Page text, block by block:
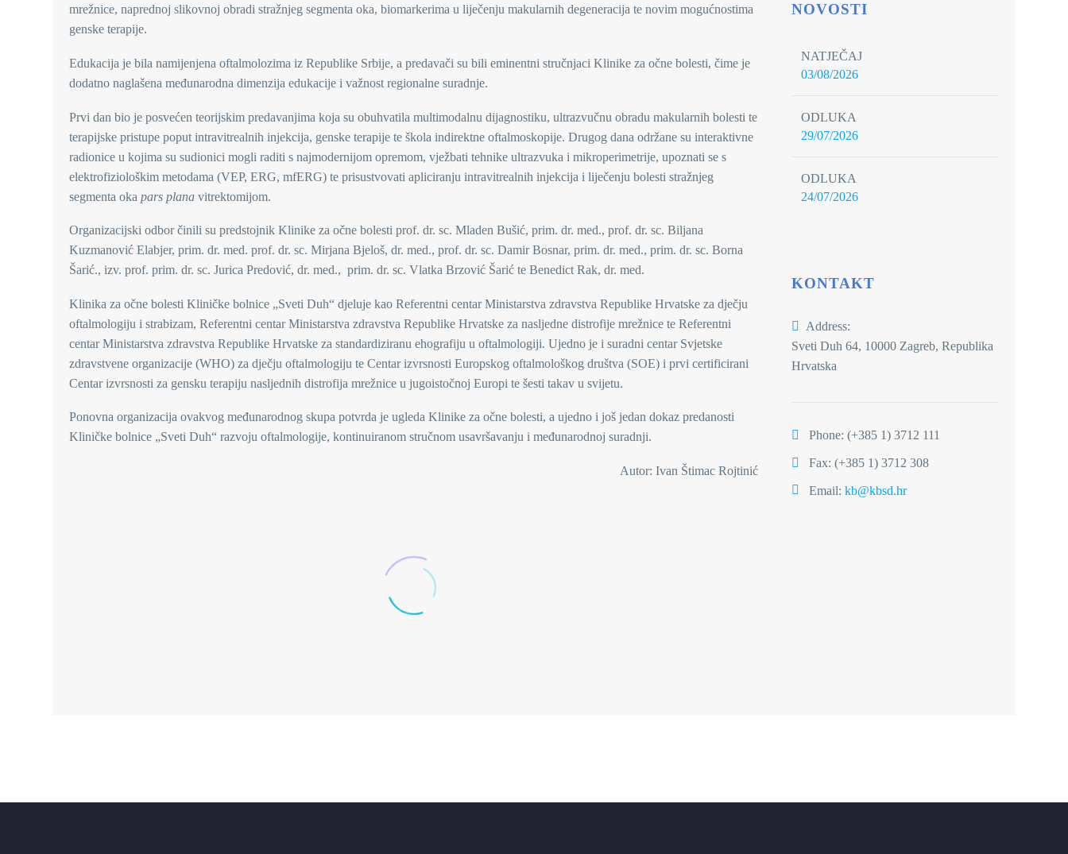
mrežnice, naprednoj slikovnoj obradi stražnjeg segmenta oka, biomarkerima u liječenju makularnih degeneracija te novim mogućnostima
genske terapije.
Edukacija je bila namijenjena oftalmolozima iz Republike Srbije, a predavači su bili eminentni stručnjaci Klinike za očne bolesti, čime je
dodatno naglašena međunarodna dimenzija edukacije i važnost regionalne suradnje.
Prvi dan bio je posvećen teorijskim predavanjima koja su obuhvatila multimodalnu dijagnostiku, ultrazvučnu obradu makularnih bolesti te
terapijske pristupe poput intravitrealnih injekcija, genske terapije te škola indirektne oftalmoskopije. Drugog dana održane su interaktivne
radionice u kojima su sudionici mogli raditi s najmodernijom opremom, vježbati tehnike ultrazvuka i mikroperimetrije, upoznati se s
elektrofiziološkim metodama (VEP, ERG, mfERG) te prisustvovati apliciranju intravitrealnih injekcija i liječenju bolesti stražnjeg
segmenta oka pars plana vitrektomijom.
Organizacijski odbor činili su predstojnik Klinike za očne bolesti prof. dr. sc. Mladen Bušić, prim. dr. med., prof. dr. sc. Biljana
Kuzmanović Elabjer, prim. dr. med. prof. dr. sc. Mirjana Bjeloš, dr. med., prof. dr. sc. Damir Bosnar, prim. dr. med., prim. dr. sc. Borna
Šarić., izv. prof. prim. dr. sc. Jurica Predović, dr. med., prim. dr. sc. Vlatka Brzović Šarić te Benedict Rak, dr. med.
Klinika za očne bolesti Kliničke bolnice „Sveti Duh“ djeluje kao Referentni centar Ministarstva zdravstva Republike Hrvatske za dječju
oftalmologiju i strabizam, Referentni centar Ministarstva zdravstva Republike Hrvatske za nasljedne distrofije mrežnice te Referentni
centar Ministarstva zdravstva Republike Hrvatske za standardiziranu ehografiju u oftalmologiji. Ujedno je i suradni centar Svjetske
zdravstvene organizacije (WHO) za dječju oftalmologiju te Centar izvrsnosti Europskog oftalmološkog društva (SOE) i prvi certificirani
Centar izvrsnosti za gensku terapiju nasljednih distrofija mrežnice u jugoistočnoj Europi te šesti takav u svijetu.
Ponovna organizacija ovakvog međunarodnog skupa potvrda je ugleda Klinike za očne bolesti, a ujedno i još jedan dokaz predanosti
Kliničke bolnice „Sveti Duh“ razvoju oftalmologije, kontinuiranom stručnom usavršavanju i međunarodnoj suradnji.
Autor: Ivan Štimac Rojtinić
NOVOSTI
NATJEČAJ
03/08/2026
ODLUKA
29/07/2026
ODLUKA
24/07/2026
KONTAKT
Address:
Sveti Duh 64, 10000 Zagreb, Republika
Hrvatska
Phone: (+385 1) 3712 111
Fax: (+385 1) 3712 308
Email: kb@kbsd.hr